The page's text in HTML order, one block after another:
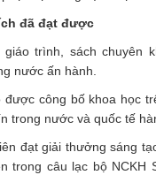
đã đạt được
trình, sách chuyên
nước ấn hành.
được công bố khoa học
trong nước và quốc tế
đạt giải thưởng sáng
trong câu lạc bộ NCKH